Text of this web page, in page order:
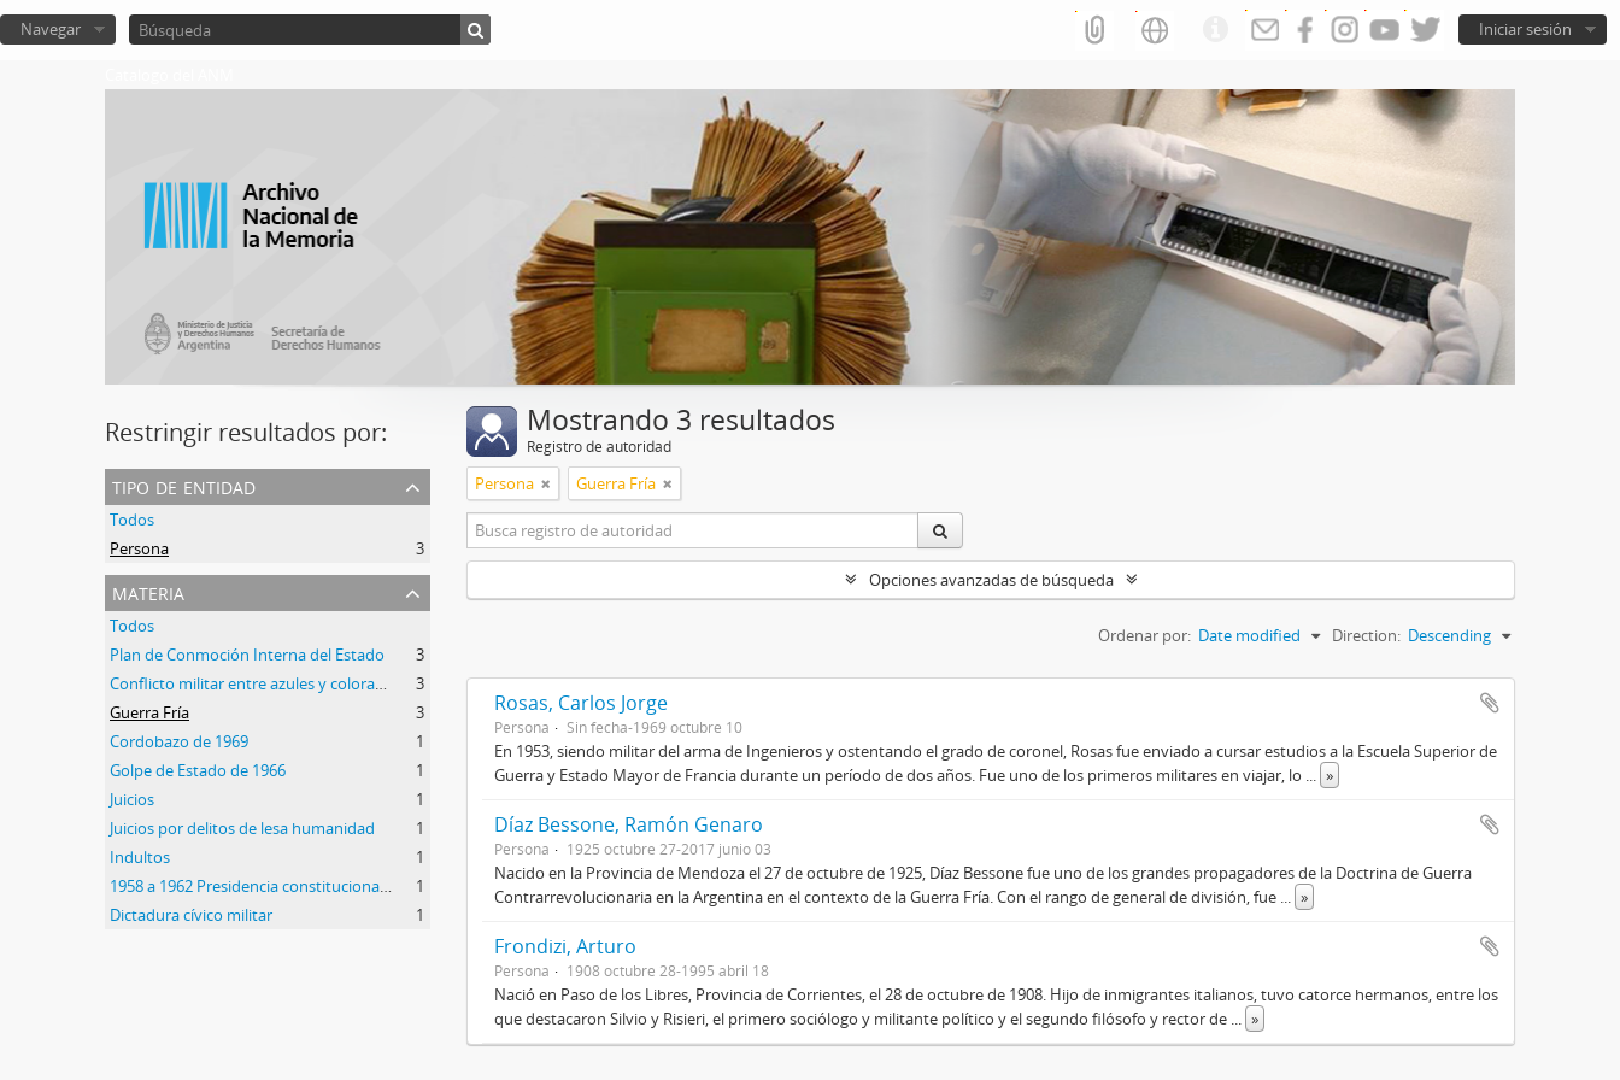
Iniciar sesión
Navegar
Restringir resultados por:
tipo de entidad
Todos
Persona
3
materia
Todos
Plan de Conmoción Interna del Estado
3
3
Guerra Fría
3
Cordobazo de 1969
1
Golpe de Estado de 1966
1
Juicios
1
Juicios por delitos de lesa humanidad
1
Indultos
1
1
Dictadura cívico militar
1
Mostrando 3 resultados
Registro de autoridad
Persona Guerra Fría
Opciones avanzadas de búsqueda
Ordenar por: Date modified Direction: Descending
Rosas, Carlos Jorge
Persona Sin fecha-1969 octubre 10
En 1953, siendo militar del arma de Ingenieros y ostentando el grado de coronel, Rosas fue enviado a cursar estudios a la Escuela Superior de
Guerra y Estado Mayor de Francia durante un período de dos años. Fue uno de los primeros militares en viajar, lo
»
Díaz Bessone, Ramón Genaro
Persona 1925 octubre 27-2017 junio 03
Nacido en la Provincia de Mendoza el 27 de octubre de 1925, Díaz Bessone fue uno de los grandes propagadores de la Doctrina de Guerra
Contrarrevolucionaria en la Argentina en el contexto de la Guerra Fría. Con el rango de general de división, fue
»
Frondizi, Arturo
Persona 1908 octubre 28-1995 abril 18
Nació en Paso de los Libres, Provincia de Corrientes, el 28 de octubre de 1908. Hijo de inmigrantes italianos, tuvo catorce hermanos, entre los
que destacaron Silvio y Risieri, el primero sociólogo y militante político y el segundo filósofo y rector de
»